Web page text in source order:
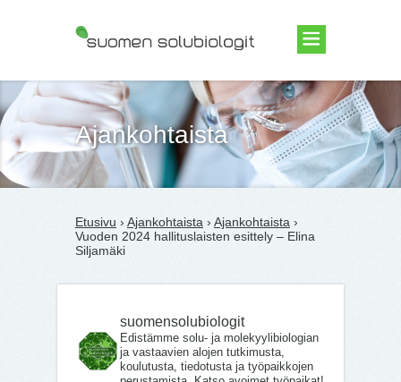
Suomen Solubiologit ry
Ajankohtaista
Etusivu › Ajankohtaista › Ajankohtaista ›
Vuoden 2024 hallituslaisten esittely – Elina
Siljamäki
suomensolubiologit
Edistämme solu- ja molekyylibiologian
ja vastaavien alojen tutkimusta,
koulutusta, tiedotusta ja työpaikkojen